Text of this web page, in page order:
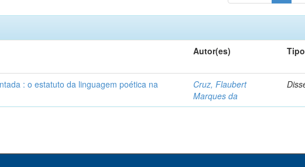
Autor(es) Tipo
: o estatuto da linguagem poética na
Cruz, Flaubert
Marques da